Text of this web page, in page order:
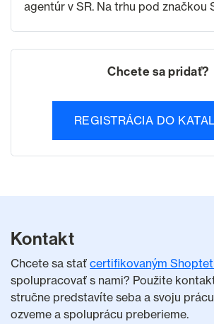
agentúr v SR. Na trhu pod značkou
Chcete sa pridať?
REGISTRÁCIA DO
Kontakt
Chcete sa stať certifikovaným
spolupracovať s nami? Použite
stručne predstavíte seba a svoju
ozveme a spoluprácu preberieme.